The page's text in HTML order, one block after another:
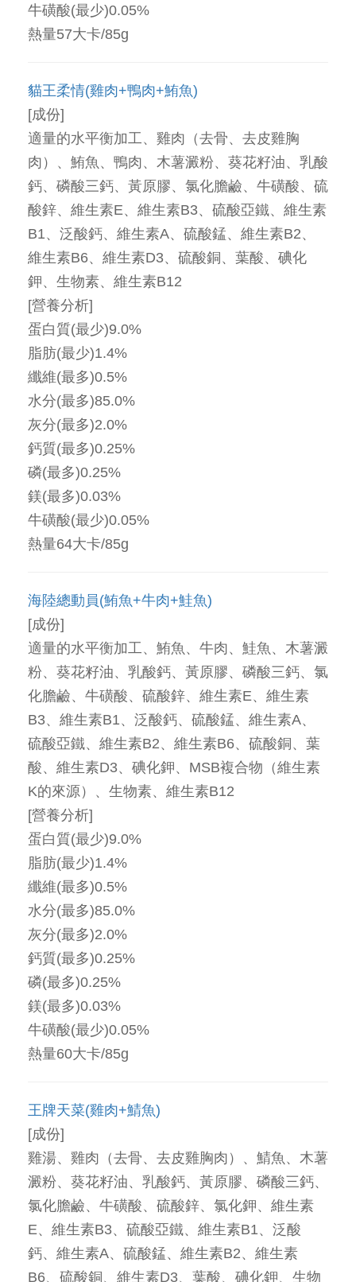
牛磺酸(最少)0.05%
熱量57大卡/85g
貓王柔情(雞肉+鴨肉+鮪魚)
[成份]
適量的水平衡加工、雞肉（去骨、去皮雞胸
肉）、鮪魚、鴨肉、木薯澱粉、葵花籽油、乳酸
鈣、磷酸三鈣、黃原膠、氯化膽鹼、牛磺酸、硫
酸鋅、維生素E、維生素B3、硫酸亞鐵、維生素
B1、泛酸鈣、維生素A、硫酸錳、維生素B2、
維生素B6、維生素D3、硫酸銅、葉酸、碘化
鉀、生物素、維生素B12
[營養分析]
蛋白質(最少)9.0%
脂肪(最少)1.4%
纖維(最多)0.5%
水分(最多)85.0%
灰分(最多)2.0%
鈣質(最多)0.25%
磷(最多)0.25%
鎂(最多)0.03%
牛磺酸(最少)0.05%
熱量64大卡/85g
海陸總動員(鮪魚+牛肉+鮭魚)
[成份]
適量的水平衡加工、鮪魚、牛肉、鮭魚、木薯澱
粉、葵花籽油、乳酸鈣、黃原膠、磷酸三鈣、氯
化膽鹼、牛磺酸、硫酸鋅、維生素E、維生素
B3、維生素B1、泛酸鈣、硫酸錳、維生素A、
硫酸亞鐵、維生素B2、維生素B6、硫酸銅、葉
酸、維生素D3、碘化鉀、MSB複合物（維生素
K的來源）、生物素、維生素B12
[營養分析]
蛋白質(最少)9.0%
脂肪(最少)1.4%
纖維(最多)0.5%
水分(最多)85.0%
灰分(最多)2.0%
鈣質(最多)0.25%
磷(最多)0.25%
鎂(最多)0.03%
牛磺酸(最少)0.05%
熱量60大卡/85g
王牌天菜(雞肉+鯖魚)
[成份]
雞湯、雞肉（去骨、去皮雞胸肉）、鯖魚、木薯
澱粉、葵花籽油、乳酸鈣、黃原膠、磷酸三鈣、
氯化膽鹼、牛磺酸、硫酸鋅、氯化鉀、維生素
E、維生素B3、硫酸亞鐵、維生素B1、泛酸
鈣、維生素A、硫酸錳、維生素B2、維生素
B6、硫酸銅、維生素D3、葉酸、碘化鉀、生物